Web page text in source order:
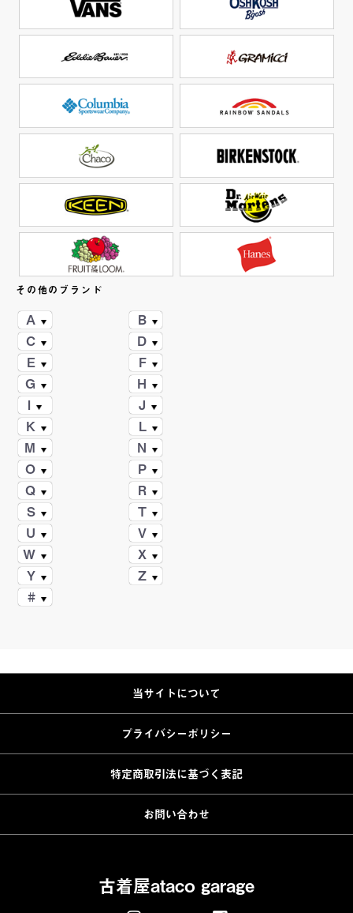
その他のブランド
A
B
C
D
E
F
G
H
J
K
M
N
O
P
Q
R
S
T
U
V
W
X
Y
Z
#
当サイトについて
プライバシーポリシー
特定商取引法に基づく表記
お問い合わせ
古着屋ataco garage